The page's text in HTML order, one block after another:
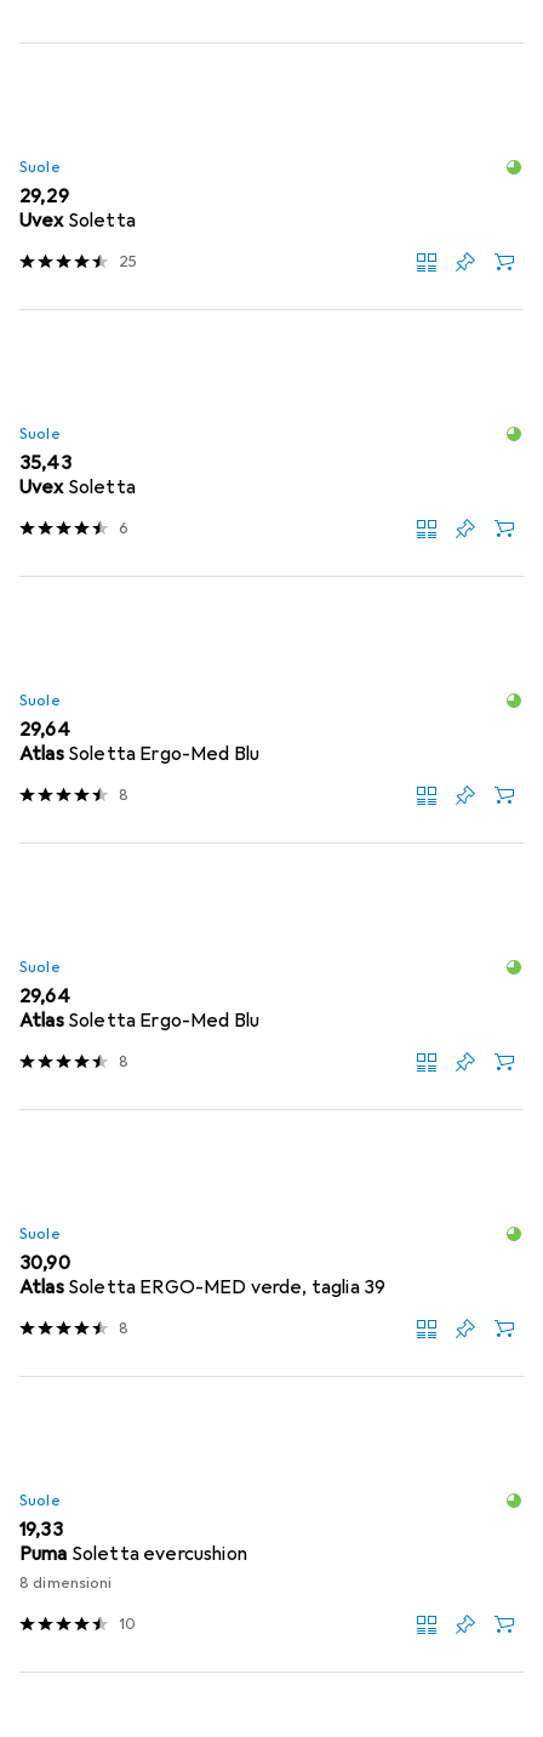
Suole
EUR
29,29
Uvex Soletta
25
Suole
EUR
35,43
Uvex Soletta
6
Suole
EUR
29,64
Atlas Soletta Ergo-Med Blu
8
Suole
EUR
29,64
Atlas Soletta Ergo-Med Blu
8
Suole
EUR
30,90
Atlas Soletta ERGO-MED verde, taglia 39
8
Suole
EUR
19,33
Puma Soletta evercushion
8 dimensioni
10